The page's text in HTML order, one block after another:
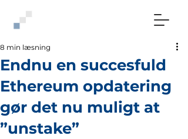
Endnu en succesfuld
Ethereum opdatering
gør det nu muligt at
”unstake”
8 min læsning